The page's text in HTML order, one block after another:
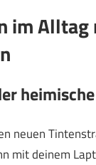
im
neuen
mit deinem